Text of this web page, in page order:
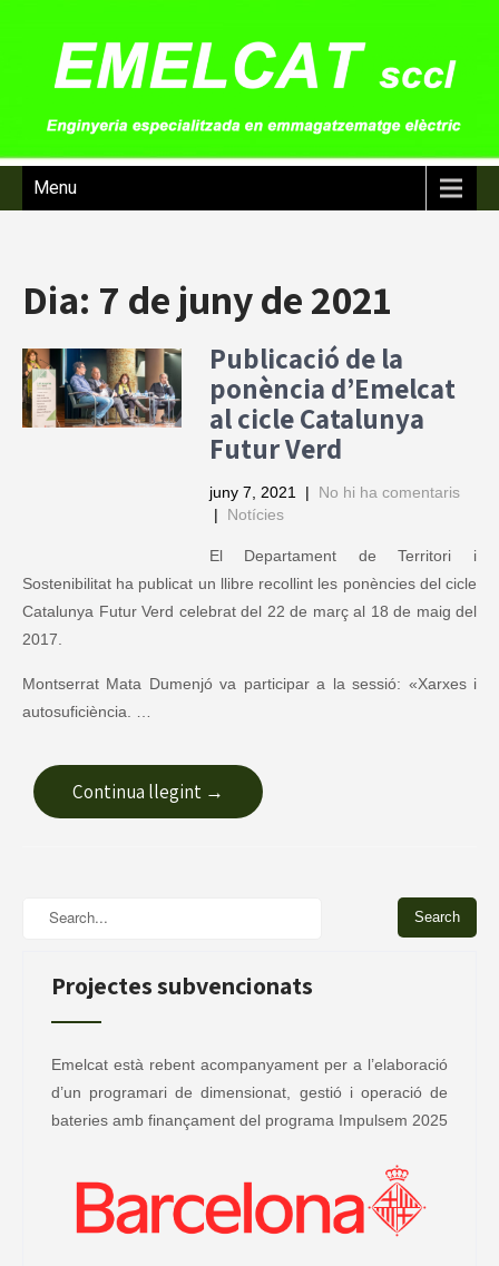
Menu
Dia: 7 de juny de 2021
Publicació de la
ponència d’Emelcat
al cicle Catalunya
Futur Verd
juny 7, 2021 | No hi ha comentaris
| Notícies
El Departament de Territori i
Sostenibilitat ha publicat un llibre recollint les ponències del cicle
Catalunya Futur Verd celebrat del 22 de març al 18 de maig del
2017.
Montserrat Mata Dumenjó va participar a la sessió: «Xarxes i
autosuficiència. …
Continua llegint →
Projectes subvencionats
Emelcat està rebent acompanyament per a l’elaboració
d’un programari de dimensionat, gestió i operació de
bateries amb finançament del programa Impulsem 2025